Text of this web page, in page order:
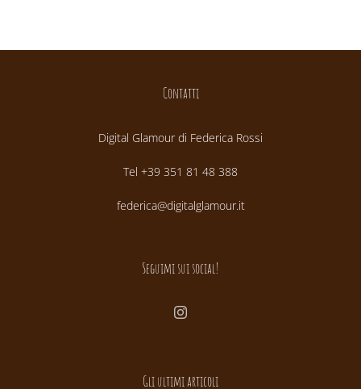
Contatti
Digital Glamour di Federica Rossi
Tel +39 351 81 48 388
federica@digitalglamour.it
Seguimi sui social!
Gli ultimi articoli